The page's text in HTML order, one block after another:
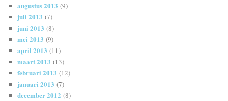
augustus 2013 (9)
juli 2013 (7)
juni 2013 (8)
mei 2013 (9)
april 2013 (11)
maart 2013 (13)
februari 2013 (12)
januari 2013 (7)
december 2012 (8)